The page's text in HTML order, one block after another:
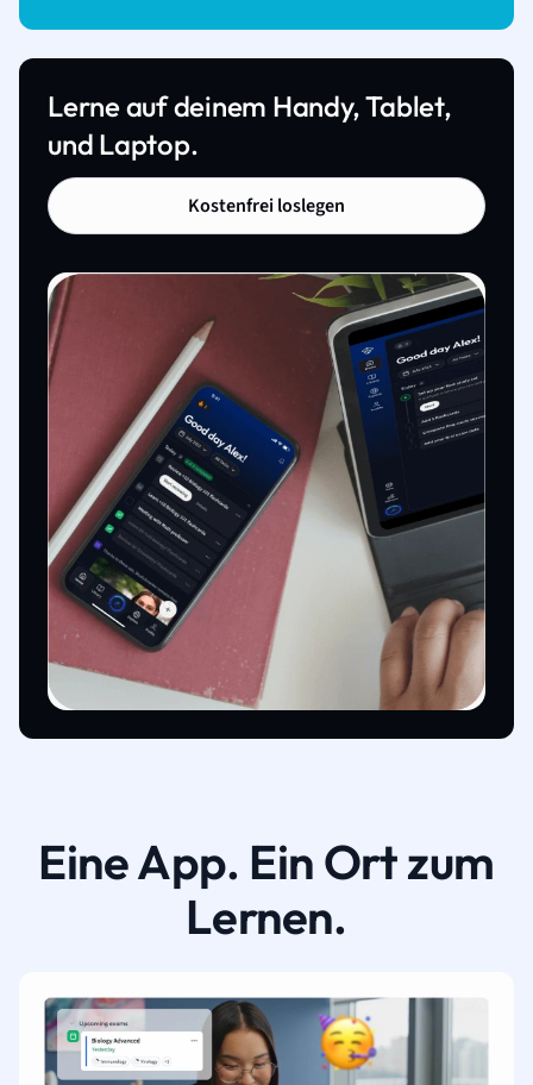
Lerne auf deinem Handy, Tablet,
und Laptop.
Kostenfrei loslegen
Eine App. Ein Ort zum
Lernen.